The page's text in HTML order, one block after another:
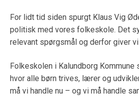
For lidt tid siden spurgt Klaus Vig
politisk med vores folkeskole. Det
relevant spørgsmål og derfor giver
Folkeskolen i Kalundborg
hvor alle børn trives, lærer og
må vi handle nu – og vi må handle